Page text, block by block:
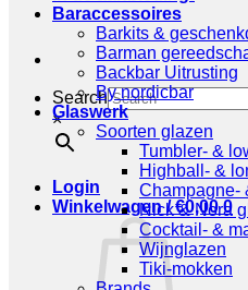
Search
×
Login
Winkelwagen /€0,00 0
Baraccessoires
Barkits &
Barman
Backbar Uitrusting
By nordicbar
Glaswerk
Soorten glazen
Tumbler- &
Highball- &
Champagne-
Nick & Nora
Cocktail- &
Wijnglazen
Tiki-mokken